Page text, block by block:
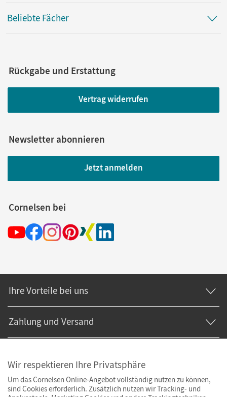
Beliebte Fächer
Rückgabe und Erstattung
Vertrag widerrufen
Newsletter abonnieren
Jetzt anmelden
Cornelsen bei
Ihre Vorteile bei uns
Zahlung und Versand
Wir respektieren Ihre Privatsphäre
Um das Cornelsen Online-Angebot vollständig nutzen zu können,
sind Cookies erforderlich. Zusätzlich nutzen wir Tracking- und